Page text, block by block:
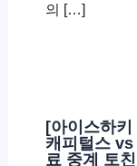
의 […]
[아이스하
캐피털스
료 중계 토